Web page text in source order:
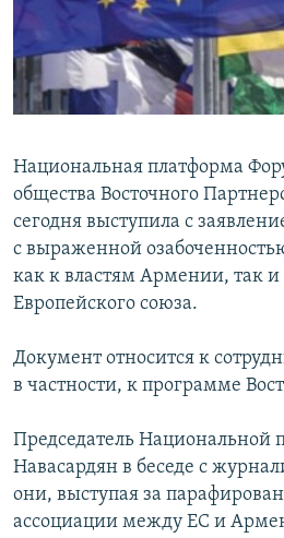
Հայերեն
English
Русский
Все сайты Радио Азатутюн
Национальная платформа
общества Восточного
сегодня выступила с
с выраженной
как к властям Армении, так и
Европейского союза.
Документ относится к
в частности, к программе
Председатель Национальной
Навасардян в беседе с
они, выступая за
ассоциации между ЕС и